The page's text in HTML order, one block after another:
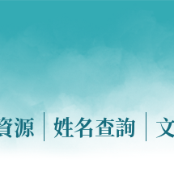
源 姓名查詢